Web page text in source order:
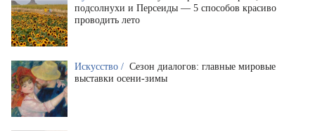
подсолнухи и Персеиды — 5 способов красиво
проводить лето
Искусство / Сезон диалогов: главные мировые
выставки осени-зимы